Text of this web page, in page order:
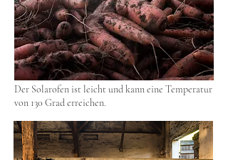
Der Solarofen ist leicht und kann eine Temperatur
von 130 Grad erreichen.